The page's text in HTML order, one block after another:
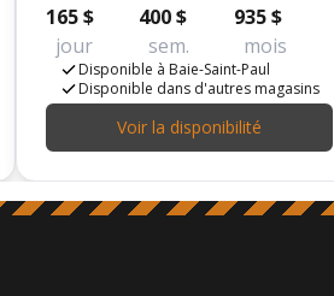
165 $
jour
400 $
sem.
935 $
mois
Disponible à Baie-Saint-Paul
Disponible dans d'autres magasins
Voir la disponibilité